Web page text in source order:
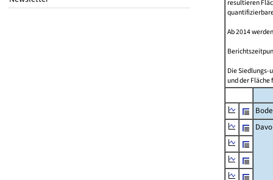
resultieren
Ab 2014
Die Siedlungs-
und der Fläche